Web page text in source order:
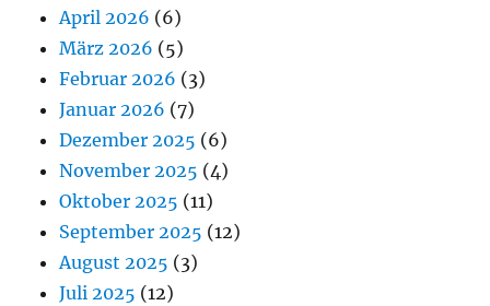
April 2026 (6)
März 2026 (5)
Februar 2026 (3)
Januar 2026 (7)
Dezember 2025 (6)
November 2025 (4)
Oktober 2025 (11)
September 2025 (12)
August 2025 (3)
Juli 2025 (12)